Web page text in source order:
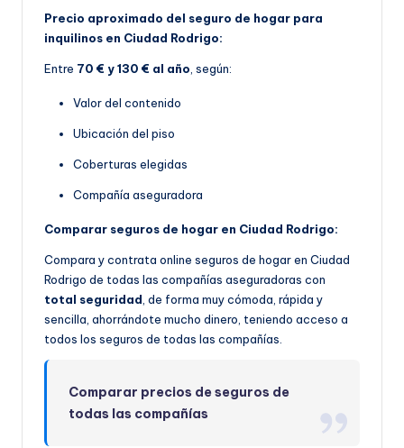
Precio aproximado del seguro de hogar para
inquilinos en Ciudad Rodrigo:
Entre 70 € y 130 € al año, según:
Valor del contenido
Ubicación del piso
Coberturas elegidas
Compañía aseguradora
Comparar seguros de hogar en Ciudad Rodrigo:
Compara y contrata online seguros de hogar en Ciudad
Rodrigo de todas las compañías aseguradoras con
total seguridad, de forma muy cómoda, rápida y
sencilla, ahorrándote mucho dinero, teniendo acceso a
todos los seguros de todas las compañías.
Comparar precios de seguros de
todas las compañías